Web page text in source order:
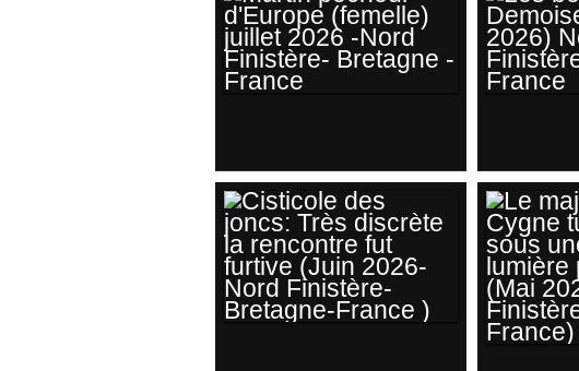
(OBSERVATOIRE
CHANTECOQ- LAC
DU DER -MARNE-
D'EUROPE
(FEMELLE) JUILLET
2026 -NORD
FINISTÈRE-
BRETAGNE -
(JUIN